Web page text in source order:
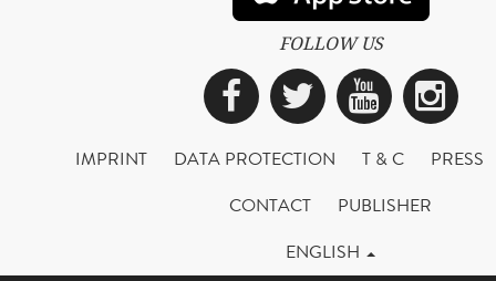
FOLLOW US
Facebook
Twitter
IMPRINT DATA PROTECTION T & C
PRESS
CONTACT
PUBLISHER
ENGLISH